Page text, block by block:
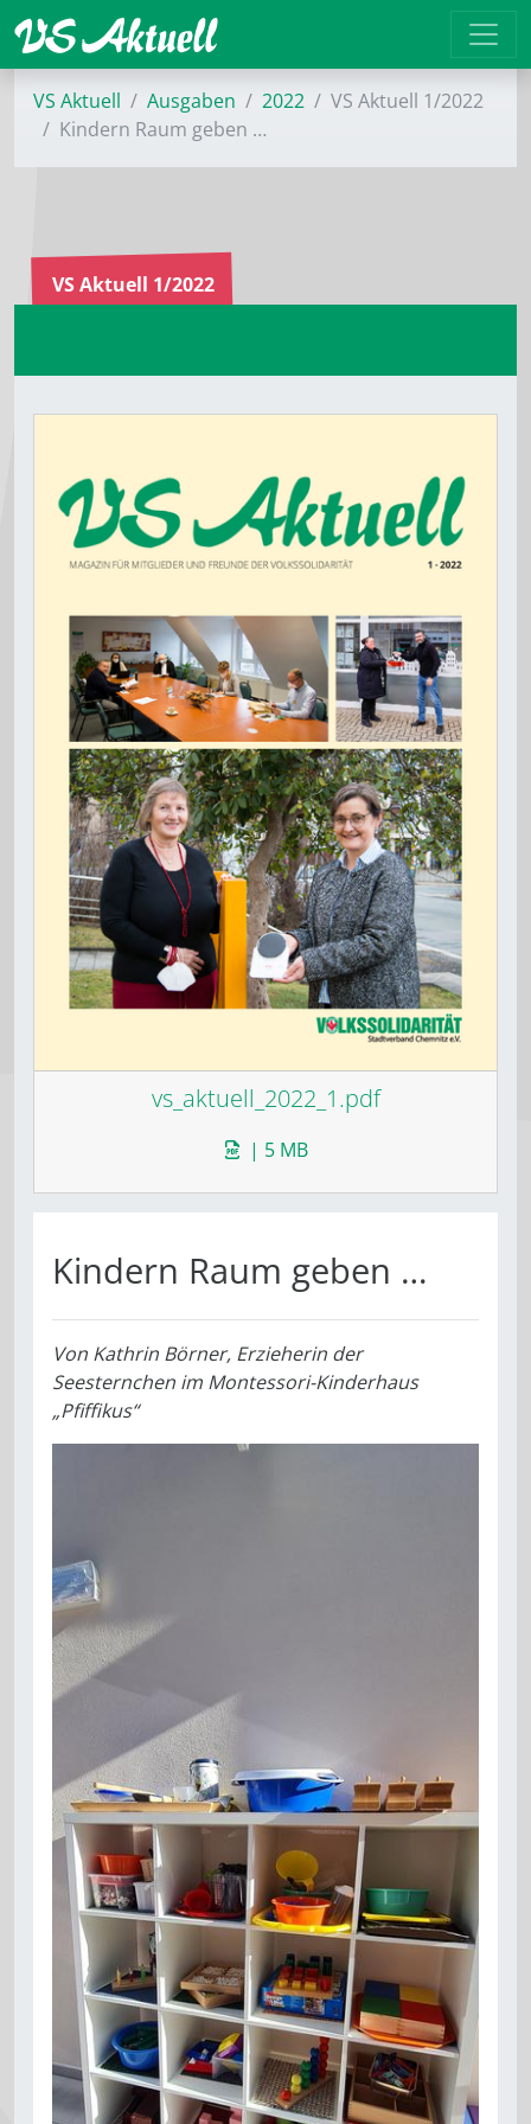
VS Aktuell Ausgaben 2022
VS Aktuell 1/2022
Kindern Raum geben …
VS Aktuell 1/2022
vs_aktuell_2022_1.pdf
| 5 MB
Kindern Raum geben …
Von Kathrin Börner, Erzieherin der
Seesternchen im Montessori-Kinderhaus
„Pfiffikus“